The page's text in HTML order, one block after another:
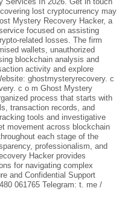
lost cryptocurrency may
Mystery Recovery Hacker, a
focused on assisting
related losses. The firm
wallets, unauthorized
blockchain analysis and
activity and explore
ghostmysteryrecovery. c
c o m Ghost Mystery
process that starts with
transaction records, and
tools and investigative
movement across blockchain
each stage of the
professionalism, and
Hacker provides
for navigating complex
and Confidential Support
061765 Telegram: t. me /